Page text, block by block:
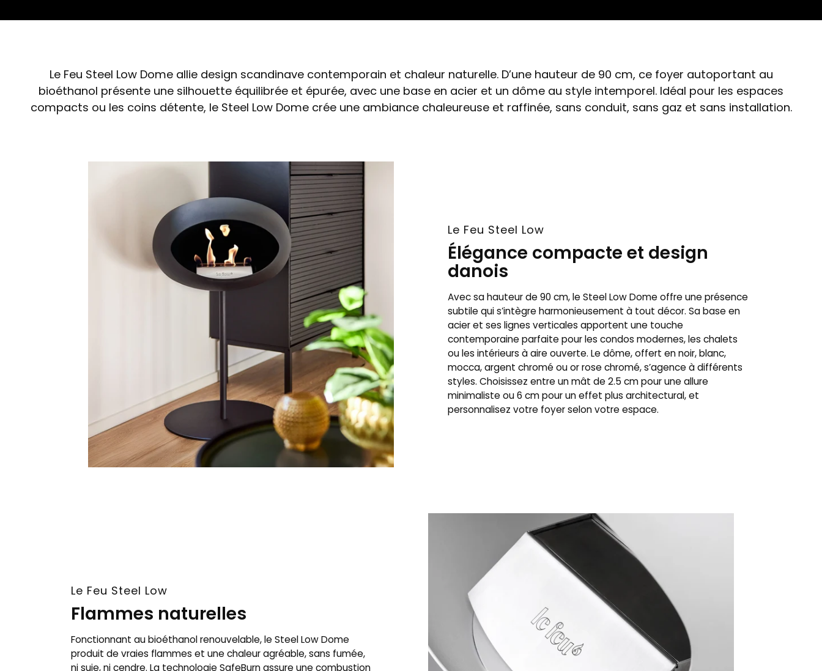
Le Feu Steel Low Dome allie design scandinave contemporain et chaleur naturelle. D’une hauteur de 90 cm, ce foyer autoportant au
bioéthanol présente une silhouette équilibrée et épurée, avec une base en acier et un dôme au style intemporel. Idéal pour les espaces
compacts ou les coins détente, le Steel Low Dome crée une ambiance chaleureuse et raffinée, sans conduit, sans gaz et sans installation.
Le Feu Steel Low
Élégance compacte et design
danois
Avec sa hauteur de 90 cm, le Steel Low Dome offre une présence
subtile qui s’intègre harmonieusement à tout décor. Sa base en
acier et ses lignes verticales apportent une touche
contemporaine parfaite pour les condos modernes, les chalets
ou les intérieurs à aire ouverte. Le dôme, offert en noir, blanc,
mocca, argent chromé ou or rose chromé, s’agence à différents
styles. Choisissez entre un mât de 2.5 cm pour une allure
minimaliste ou 6 cm pour un effet plus architectural, et
personnalisez votre foyer selon votre espace.
Le Feu Steel Low
Flammes naturelles
Fonctionnant au bioéthanol renouvelable, le Steel Low Dome
produit de vraies flammes et une chaleur agréable, sans fumée,
ni suie, ni cendre. La technologie SafeBurn assure une combustion